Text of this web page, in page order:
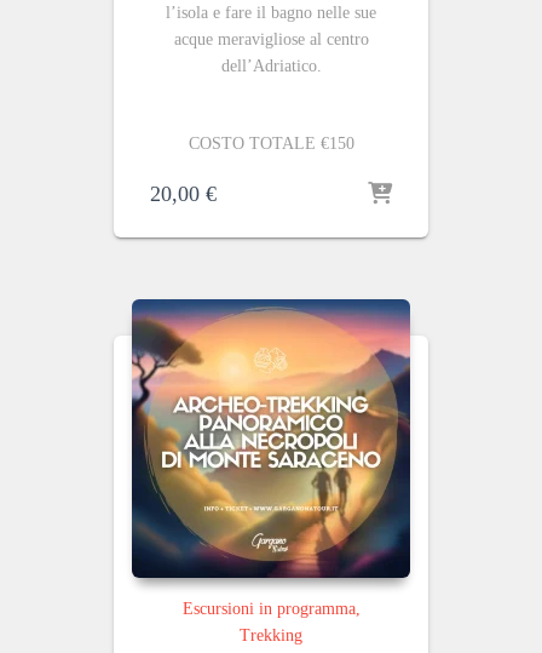
l’isola e fare il bagno nelle sue
acque meravigliose al centro
dell’Adriatico.
COSTO TOTALE €150
20,00 €
Escursioni in programma
Trekking